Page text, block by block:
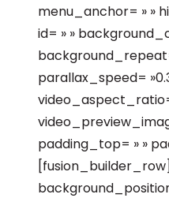
menu_anchor= » »
id= » »
parallax_speed=
video_aspect_ratio=
padding_top= » »